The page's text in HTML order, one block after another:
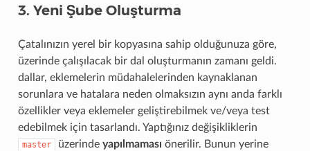
3. Yeni Şube Oluşturma
Çatalınızın yerel bir kopyasına sahip olduğunuza göre,
üzerinde çalışılacak bir dal oluşturmanın zamanı geldi.
dallar, eklemelerin müdahalelerinden kaynaklanan
sorunlara ve hatalara neden olmaksızın aynı anda farklı
özellikler veya eklemeler geliştirebilmek ve/veya test
edebilmek için tasarlandı. Yaptığınız değişikliklerin
master üzerinde yapılmaması önerilir. Bunun yerine